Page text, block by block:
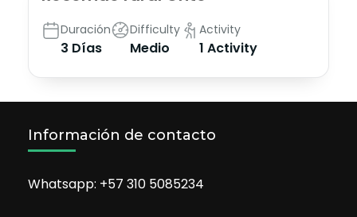
Duración
3 Días
Difficulty
Medio
Activity
1 Activity
Información de contacto
Whatsapp: +57 310 5085234